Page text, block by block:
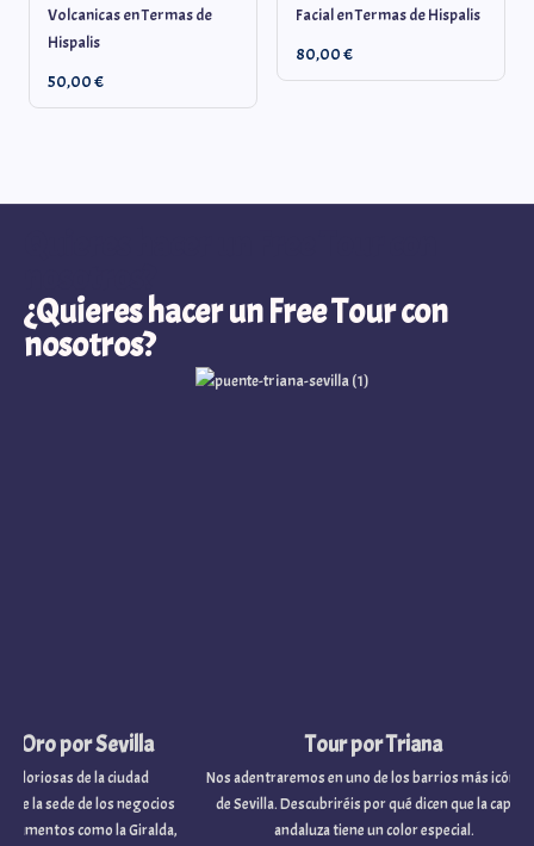
Volcanicas en Termas de
Hispalis
50,00€
Facial en Termas de Hispalis
80,00€
¿Quieres hacer un Free Tour con
nosotros?
Tour por Triana
Nos adentraremos en uno de los barrios más icónicos
de Sevilla. Descubriréis por qué dicen que la capital
andaluza tiene un color especial.
por Sevilla
de la ciudad
de los negocios
como la Giralda,